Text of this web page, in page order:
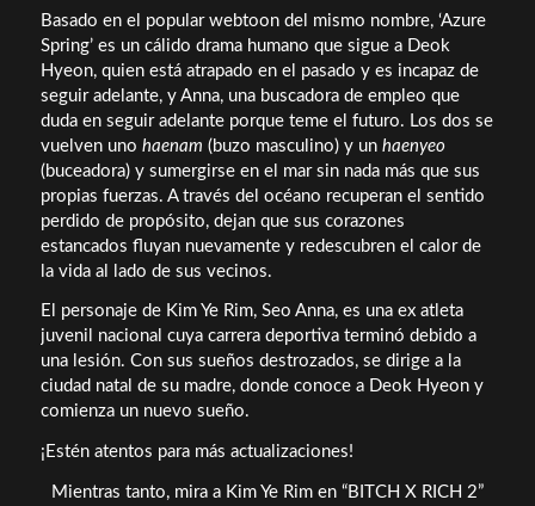
Basado en el popular webtoon del mismo nombre, ‘Azure
Spring’ es un cálido drama humano que sigue a Deok
Hyeon, quien está atrapado en el pasado y es incapaz de
seguir adelante, y Anna, una buscadora de empleo que
duda en seguir adelante porque teme el futuro. Los dos se
vuelven uno haenam (buzo masculino) y un haenyeo
(buceadora) y sumergirse en el mar sin nada más que sus
propias fuerzas. A través del océano recuperan el sentido
perdido de propósito, dejan que sus corazones
estancados fluyan nuevamente y redescubren el calor de
la vida al lado de sus vecinos.
El personaje de Kim Ye Rim, Seo Anna, es una ex atleta
juvenil nacional cuya carrera deportiva terminó debido a
una lesión. Con sus sueños destrozados, se dirige a la
ciudad natal de su madre, donde conoce a Deok Hyeon y
comienza un nuevo sueño.
¡Estén atentos para más actualizaciones!
Mientras tanto, mira a Kim Ye Rim en “BITCH X RICH 2”